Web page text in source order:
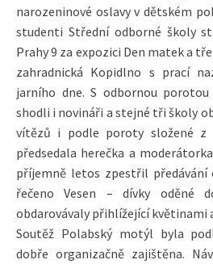
narozeninové oslavy v dětském
studenti Střední odborné školy
Prahy 9 za expozici Den matek a
zahradnická Kopidlno s prací
jarního dne. S odbornou
shodli i novináři a stejné tři školy
vítězů i podle poroty složené
předsedala herečka a
příjemně letos zpestřil předávání
řečeno Vesen – dívky oděné
obdarovávaly přihlížející květinami
Soutěž Polabský motýl byla
dobře organizačně zajištěna.